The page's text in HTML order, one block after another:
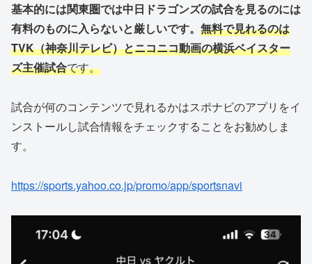
基本的には関東圏では中日ドラゴンズの試合を見るのには
有料のものに入らないと厳しいです。 無料で見れるのは
TVK（神奈川テレビ）とニコニコ動画の横浜ベイスター
ズ主催試合です。
試合が何のコンテンツで見れるかはスポナビのアプリをイ
ンストールし試合情報をチェックすることをお勧めしま
す。
https://sports.yahoo.co.jp/promo/app/sportsnavi